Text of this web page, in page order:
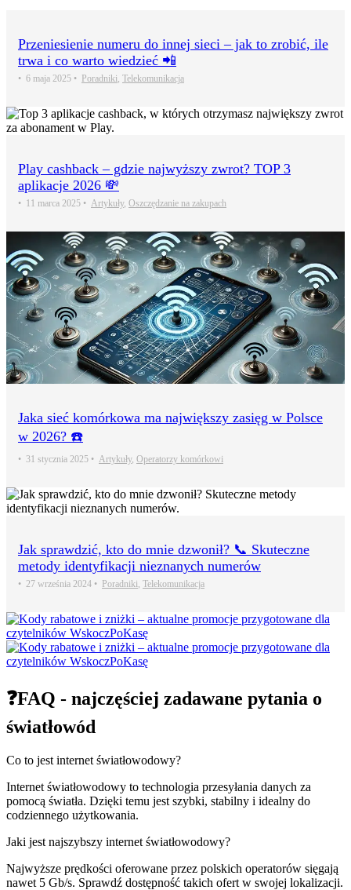
Przeniesienie numeru do innej sieci – jak to zrobić, ile
trwa i co warto wiedzieć 📲
• 6 maja 2025 • Poradniki, Telekomunikacja
Play cashback – gdzie najwyższy zwrot? TOP 3
aplikacje 2026 💸
• 11 marca 2025 • Artykuły, Oszczędzanie na zakupach
Jaka sieć komórkowa ma największy zasięg w Polsce
w 2026? ☎️
• 31 stycznia 2025 • Artykuły, Operatorzy komórkowi
Jak sprawdzić, kto do mnie dzwonił? 📞 Skuteczne
metody identyfikacji nieznanych numerów
• 27 września 2024 • Poradniki, Telekomunikacja
❓FAQ - najczęściej zadawane pytania o
światłowód
Co to jest internet światłowodowy?
Internet światłowodowy to technologia przesyłania danych za
pomocą światła. Dzięki temu jest szybki, stabilny i idealny do
codziennego użytkowania.
Jaki jest najszybszy internet światłowodowy?
Najwyższe prędkości oferowane przez polskich operatorów sięgają
nawet 5 Gb/s. Sprawdź dostępność takich ofert w swojej lokalizacji.